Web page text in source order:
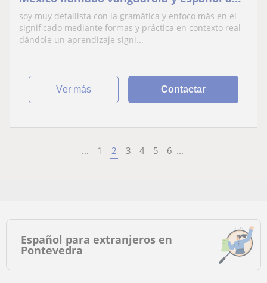
extranjeros particular
soy muy detallista con la gramática y enfoco más en el
significado mediante formas y práctica en contexto real
dándole un aprendizaje signi...
ver más Contactar
... 1 2 3 4 5 6 ...
Español para extranjeros en
Pontevedra